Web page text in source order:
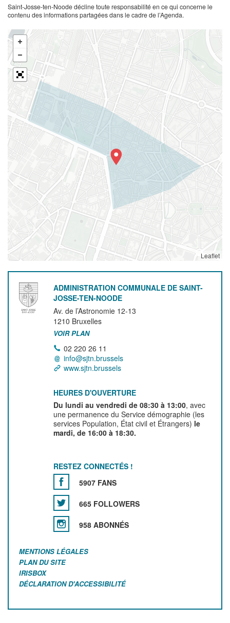
Saint-Josse-ten-Noode décline toute responsabilité en ce qui concerne le
contenu des informations partagées dans le cadre de l’Agenda.
Leaflet
ADMINISTRATION COMMUNALE DE SAINT-
JOSSE-TEN-NOODE
Av. de l’Astronomie 12-13
1210 Bruxelles
VOIR PLAN
02 220 26 11
info@sjtn.brussels
www.sjtn.brussels
HEURES D'OUVERTURE
Du lundi au vendredi de 08:30 à 13:00, avec
une permanence du Service démographie (les
services Population, État civil et Étrangers) le
mardi, de 16:00 à 18:30.
RESTEZ CONNECTÉS !
5907 FANS
665 FOLLOWERS
958 ABONNÉS
MENTIONS LÉGALES
PLAN DU SITE
IRISBOX
DÉCLARATION D'ACCESSIBILITÉ